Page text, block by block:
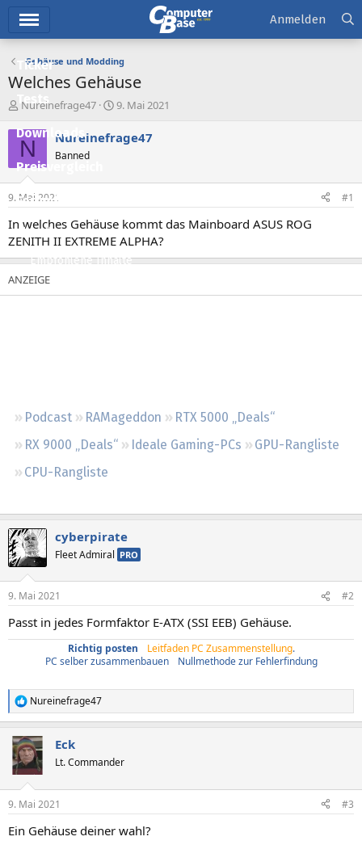
Ticker
Tests
Downloads
Preisvergleich
Forum
Aktuelles
Empfohlene Inhalte
Podcast RAMageddon
RTX 5000 „Deals“
RX 9000 „Deals“
Ideale Gaming-PCs
GPU-Rangliste
CPU-Rangliste
Anmelden
Gehäuse und Modding
Welches Gehäuse
E
s
t
e
l
e
r
Nureinefrage47
E
s
t
a
m
9. Mai 2021
N Nureinefrage47
Banned
9. Mai 2021 #1
In welches Gehäuse kommt das Mainboard ASUS ROG
ZENITH II EXTREME ALPHA?
cyberpirate
Fleet Admiral PRO
9. Mai 2021 #2
Passt in jedes Formfaktor E-ATX (SSI EEB) Gehäuse.
Richtig posten Leitfaden PC Zusammenstellung.
PC selber zusammenbauen
Nullmethode zur Fehlerfindung
R
e
k
t
i
e
:
Nureinefrage47
Eck
Lt. Commander
9. Mai 2021 #3
Ein Gehäuse deiner wahl?